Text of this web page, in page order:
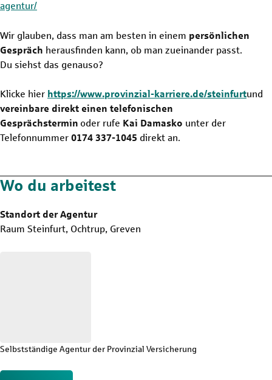
agentur/
Wir glauben, dass man am besten in einem persönlichen
Gespräch herausfinden kann, ob man zueinander passt.
Du siehst das genauso?
Klicke hier https://www.provinzial-karriere.de/steinfurtund
vereinbare direkt einen telefonischen
Gesprächstermin oder rufe Kai Damasko unter der
Telefonnummer 0174 337-1045 direkt an.
Wo du arbeitest
Standort der Agentur
Raum Steinfurt, Ochtrup, Greven
Selbstständige Agentur der Provinzial Versicherung